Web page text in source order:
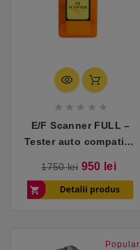
    
E/F Scanner FULL –
Tester auto compatibil
1750 lei 950 lei
Popular